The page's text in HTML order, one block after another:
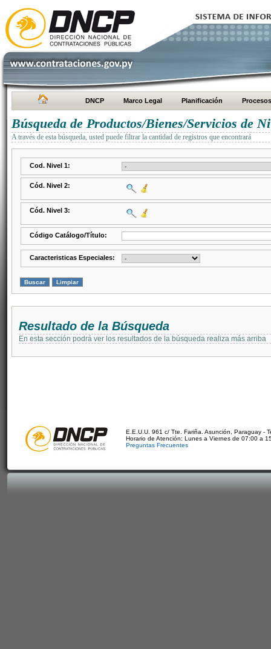
DNCP Marco Legal Planificación Procesos
Búsqueda de Productos/Bienes/Servicios de
A través de esta búsqueda, usted puede filtrar la cantidad de registros que encontrará
Cod. Nivel 1:
Cód. Nivel 2:
Cód. Nivel 3:
Código Catálogo/Título:
Caracteristicas Especiales:
Resultado de la Búsqueda
En esta sección podrá ver los resultados de la búsqueda realiza más arriba
E.E.U.U. 961 c/ Tte. Fariña. Asunción, Paraguay -
Horario de Atención: Lunes a Viernes de 07:00 a
Preguntas Frecuentes